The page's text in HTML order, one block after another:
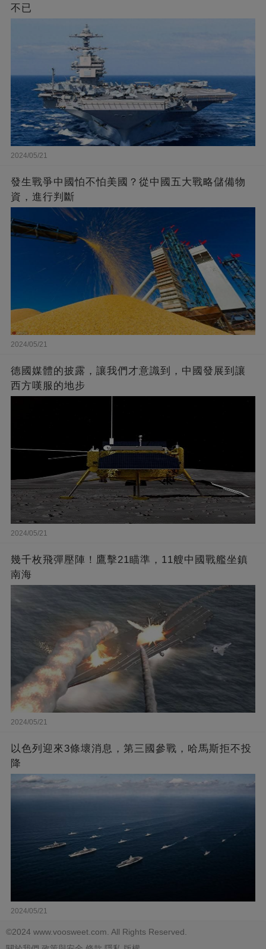
不已
2024/05/21
發生戰爭中國怕不怕美國？從中國五大戰略儲備物
資，進行判斷
2024/05/21
德國媒體的披露，讓我們才意識到，中國發展到讓
西方嘆服的地步
2024/05/21
幾千枚飛彈壓陣！鷹擊21瞄準，11艘中國戰艦坐鎮
南海
2024/05/21
以色列迎來3條壞消息，第三國參戰，哈馬斯拒不投
降
2024/05/21
©2024 www.voosweet.com. All Rights Reserved.